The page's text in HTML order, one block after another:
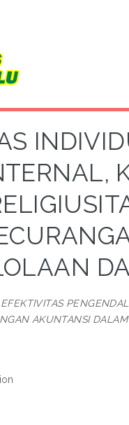
AKUNTANSI